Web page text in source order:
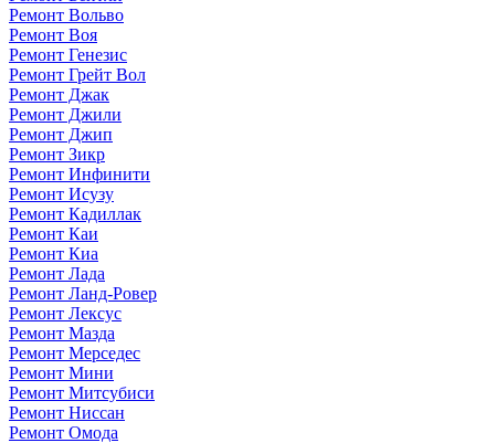
Ремонт Вольво
Ремонт Воя
Ремонт Генезис
Ремонт Грейт Вол
Ремонт Джак
Ремонт Джили
Ремонт Джип
Ремонт Зикр
Ремонт Инфинити
Ремонт Исузу
Ремонт Кадиллак
Ремонт Каи
Ремонт Киа
Ремонт Лада
Ремонт Ланд-Ровер
Ремонт Лексус
Ремонт Мазда
Ремонт Мерседес
Ремонт Мини
Ремонт Митсубиси
Ремонт Ниссан
Ремонт Омода